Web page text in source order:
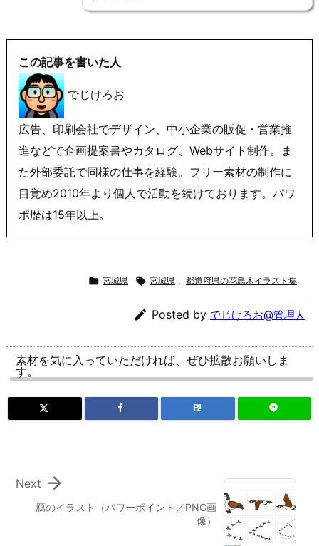
この記事を書いた人
でじけろお
広告、印刷会社でデザイン、中小企業の販促・営業推
進などで企画提案書やカタログ、Webサイト制作。ま
た外部委託で同様の仕事を経験。フリー素材の制作に
目覚め2010年より個人で活動を続けております。パワ
ポ歴は15年以上。
 宮城県  宮城県 , 都道府県の花鳥木イラスト集
 Posted by でじけろお@管理人
素材を気に入っていただければ、ぜひ拡散お願いしま
す。
B!
鴈のイラスト（パワーポイント／PNG画
像）

Next